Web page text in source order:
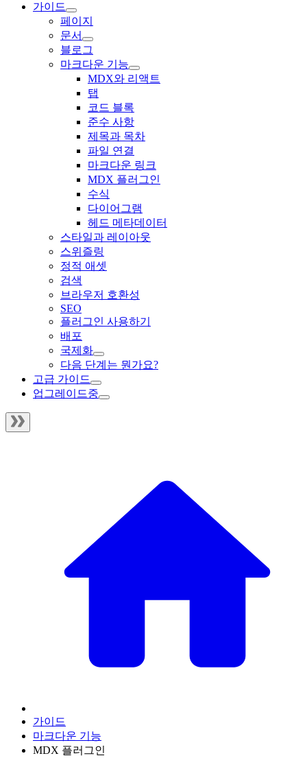
가이드
페이지
문서
블로그
마크다운 기능
MDX와 리액트
탭
코드 블록
준수 사항
제목과 목차
파일 연결
마크다운 링크
MDX 플러그인
수식
다이어그램
헤드 메타데이터
스타일과 레이아웃
스위즐링
정적 애셋
검색
브라우저 호환성
SEO
플러그인 사용하기
배포
국제화
다음 단계는 뭔가요?
고급 가이드
업그레이드중
가이드
마크다운 기능
MDX 플러그인